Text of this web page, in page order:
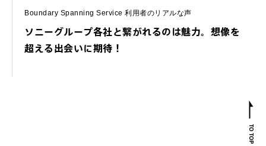
Boundary Spanning Service 利用者のリアルな声
ソニーグループ各社と繋がれるのは魅力。想像を
超える出会いに期待！